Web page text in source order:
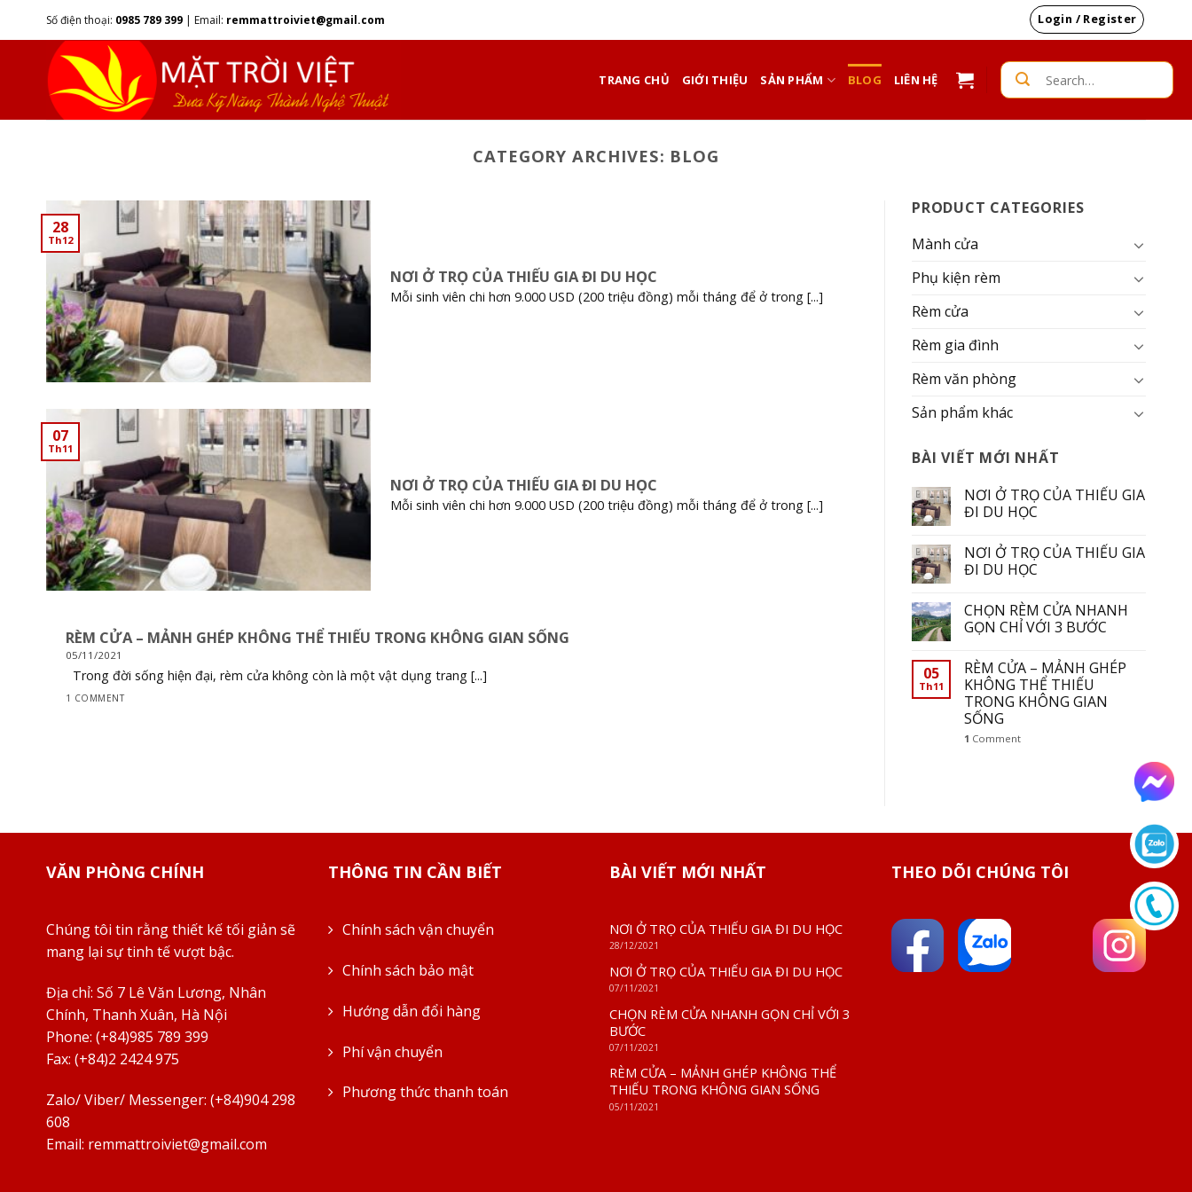
Số điện thoại: 0985 789 399 | Email: remmattroiviet@gmail.com Login / Register
TRANG CHỦ GIỚI THIỆU SẢN PHẨM BLOG LIÊN HỆ
Search
for:
CATEGORY ARCHIVES: BLOG
NƠI Ở TRỌ CỦA THIẾU GIA ĐI DU HỌC
Mỗi sinh viên chi hơn 9.000 USD (200 triệu đồng) mỗi tháng để ở trong [...]
28
Th12
NƠI Ở TRỌ CỦA THIẾU GIA ĐI DU HỌC
Mỗi sinh viên chi hơn 9.000 USD (200 triệu đồng) mỗi tháng để ở trong [...]
07
Th11
RÈM CỬA – MẢNH GHÉP KHÔNG THỂ THIẾU TRONG KHÔNG GIAN SỐNG
05/11/2021
Trong đời sống hiện đại, rèm cửa không còn là một vật dụng trang [...]
1 COMMENT
PRODUCT CATEGORIES
Mành cửa
Phụ kiện rèm
Rèm cửa
Rèm gia đình
Rèm văn phòng
Sản phẩm khác
BÀI VIẾT MỚI NHẤT
NƠI Ở TRỌ CỦA THIẾU GIA
ĐI DU HỌC
NƠI Ở TRỌ CỦA THIẾU GIA
ĐI DU HỌC
CHỌN RÈM CỬA NHANH
GỌN CHỈ VỚI 3 BƯỚC
05
Th11
RÈM CỬA – MẢNH GHÉP
KHÔNG THỂ THIẾU
TRONG KHÔNG GIAN
SỐNG
1 Comment
VĂN PHÒNG CHÍNH
Chúng tôi tin rằng thiết kế tối giản sẽ
mang lại sự tinh tế vượt bậc.
Địa chỉ: Số 7 Lê Văn Lương, Nhân
Chính, Thanh Xuân, Hà Nội
Phone: (+84)985 789 399
Fax: (+84)2 2424 975
Zalo/ Viber/ Messenger: (+84)904 298
608
Email: remmattroiviet@gmail.com
THÔNG TIN CẦN BIẾT
Chính sách vận chuyển
Chính sách bảo mật
Hướng dẫn đổi hàng
Phí vận chuyển
Phương thức thanh toán
BÀI VIẾT MỚI NHẤT
NƠI Ở TRỌ CỦA THIẾU GIA ĐI DU HỌC
28/12/2021
NƠI Ở TRỌ CỦA THIẾU GIA ĐI DU HỌC
07/11/2021
CHỌN RÈM CỬA NHANH GỌN CHỈ VỚI 3
BƯỚC
07/11/2021
RÈM CỬA – MẢNH GHÉP KHÔNG THỂ
THIẾU TRONG KHÔNG GIAN SỐNG
05/11/2021
THEO DÕI CHÚNG TÔI